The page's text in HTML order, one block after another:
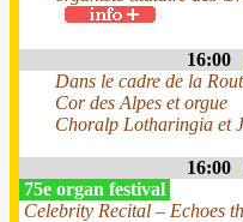
16:00
Dans le cadre de la
Cor des Alpes et orgue
Choralp Lotharingia et
16:00
75e organ festival
Celebrity Recital – Echoes